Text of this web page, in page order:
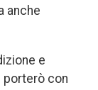
anche
e
porterò con